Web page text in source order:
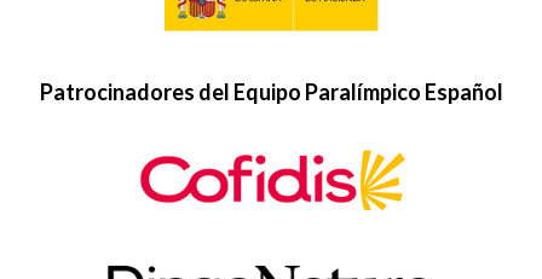
Patrocinadores del Equipo Paralímpico Español